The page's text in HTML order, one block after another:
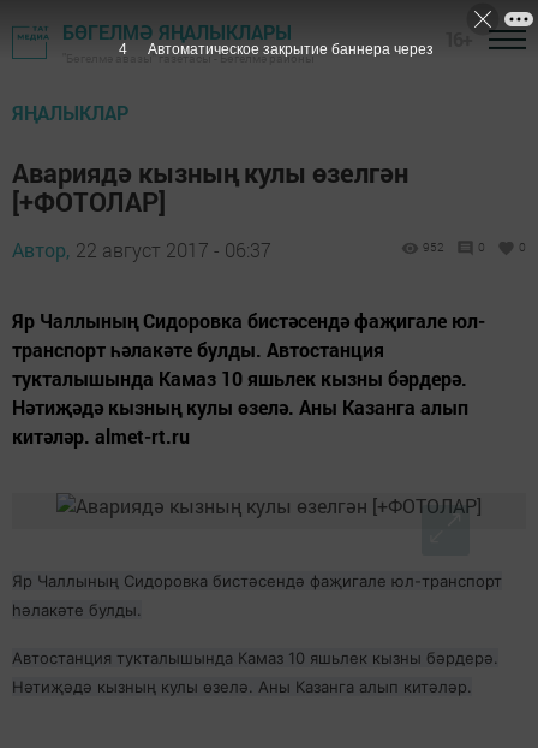
БӨГЕЛМӘ ЯҢАЛЫКЛАРЫ
"Бөгелмә авазы" газетасы - Бөгелмә районы
ЯҢАЛЫКЛАР
Авариядә кызның кулы өзелгән
[+ФОТОЛАР]
Автор, 22 август 2017 - 06:37 952 0 0
Яр Чаллының Сидоровка бистәсендә фаҗигале юл-
транспорт һәлакәте булды. Автостанция
тукталышында Камаз 10 яшьлек кызны бәрдерә.
Нәтиҗәдә кызның кулы өзелә. Аны Казанга алып
китәләр. almet-rt.ru
Яр Чаллының Сидоровка бистәсендә фаҗигале юл-транспорт
һәлакәте булды.
Автостанция тукталышында Камаз 10 яшьлек кызны бәрдерә.
Нәтиҗәдә кызның кулы өзелә. Аны Казанга алып китәләр.
3 Автоматическое закрытие баннера через